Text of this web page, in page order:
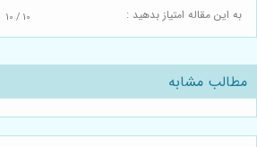
به این مقاله امتیاز بدهید : 10 / 10
مطالب مشابه